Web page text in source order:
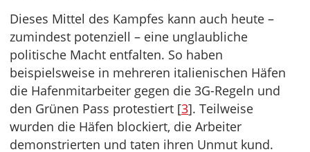
Dieses Mittel des Kampfes kann auch heute –
zumindest potenziell – eine unglaubliche
politische Macht entfalten. So haben
beispielsweise in mehreren italienischen Häfen
die Hafenmitarbeiter gegen die 3G-Regeln und
den Grünen Pass protestiert [3]. Teilweise
wurden die Häfen blockiert, die Arbeiter
demonstrierten und taten ihren Unmut kund.